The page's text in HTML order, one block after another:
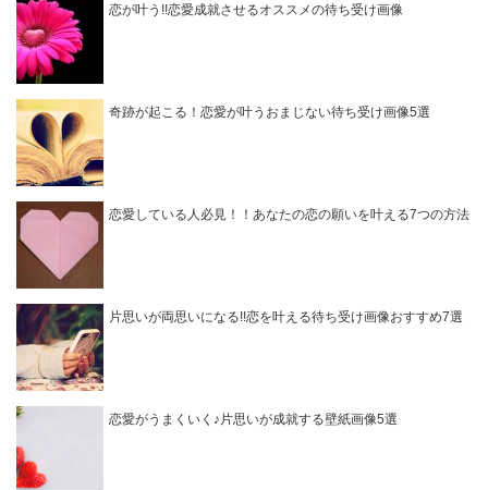
恋が叶う!!恋愛成就させるオススメの待ち受け画像
奇跡が起こる！恋愛が叶うおまじない待ち受け画像5選
恋愛している人必見！！あなたの恋の願いを叶える7つの方法
片思いが両思いになる!!恋を叶える待ち受け画像おすすめ7選
恋愛がうまくいく♪片思いが成就する壁紙画像5選